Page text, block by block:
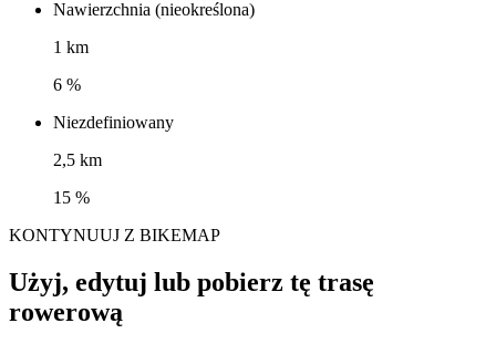
Nawierzchnia (nieokreślona)
1 km
6 %
Niezdefiniowany
2,5 km
15 %
KONTYNUUJ Z BIKEMAP
Użyj, edytuj lub pobierz tę trasę
rowerową